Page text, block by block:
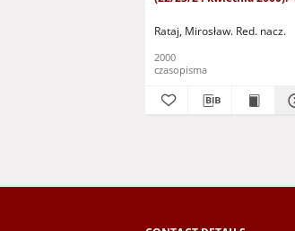
Rataj, Mirosław. Red. nacz.
2000
czasopisma